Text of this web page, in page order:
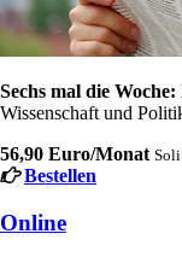
Sechs mal die Woche:
Wissenschaft und
56,90 Euro/Monat
Bestellen
Online